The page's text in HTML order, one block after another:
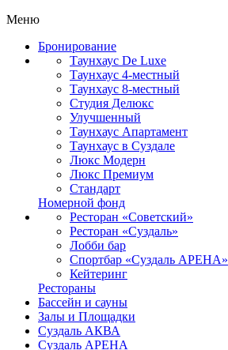
Меню
Бронирование
Таунхаус De Luxe
Таунхаус 4-местный
Таунхаус 8-местный
Студия Делюкс
Улучшенный
Таунхаус Апартамент
Таунхаус в Суздале
Люкс Модерн
Люкс Премиум
Стандарт
Номерной фонд
Ресторан «Советский»
Ресторан «Суздаль»
Лобби бар
Спортбар «Суздаль АРЕНА»
Кейтеринг
Рестораны
Бассейн и сауны
Залы и Площадки
Суздаль АКВА
Суздаль АРЕНА